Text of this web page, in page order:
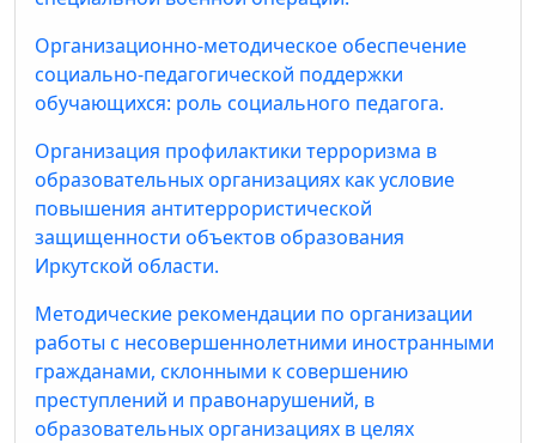
Организационно-методическое обеспечение
социально-педагогической поддержки
обучающихся: роль социального педагога.
Организация профилактики терроризма в
образовательных организациях как условие
повышения антитеррористической
защищенности объектов образования
Иркутской области.
Методические рекомендации по организации
работы с несовершеннолетними иностранными
гражданами, склонными к совершению
преступлений и правонарушений, в
образовательных организациях в целях